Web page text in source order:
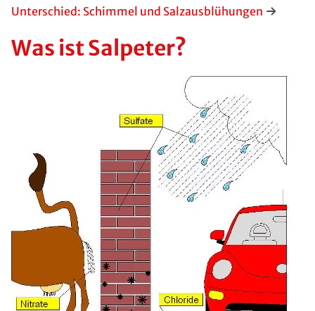
Unterschied: Schimmel und Salzausblühungen
Was ist Salpeter?